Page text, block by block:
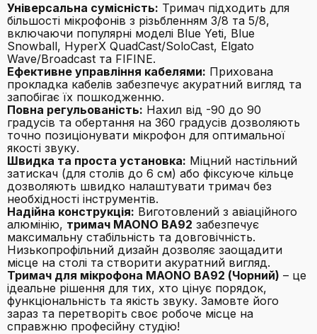
Універсальна сумісність: Тримач підходить для
більшості мікрофонів з різьбленням 3/8 та 5/8,
включаючи популярні моделі Blue Yeti, Blue
Snowball, HyperX QuadCast/SoloCast, Elgato
Wave/Broadcast та FIFINE.
Ефективне управління кабелями: Прихована
прокладка кабелів забезпечує акуратний вигляд та
запобігає їх пошкодженню.
Повна регульованість: Нахил від -90 до 90
градусів та обертання на 360 градусів дозволяють
точно позиціонувати мікрофон для оптимальної
якості звуку.
Швидка та проста установка: Міцний настільний
затискач (для столів до 6 см) або фіксуюче кільце
дозволяють швидко налаштувати тримач без
необхідності інструментів.
Надійна конструкція: Виготовлений з авіаційного
алюмінію, тримач MAONO BA92 забезпечує
максимальну стабільність та довговічність.
Низькопрофільний дизайн дозволяє заощадити
місце на столі та створити акуратний вигляд.
Тримач для мікрофона MAONO BA92 (Чорний) – це
ідеальне рішення для тих, хто цінує порядок,
функціональність та якість звуку. Замовте його
зараз та перетворіть своє робоче місце на
справжню професійну студію!